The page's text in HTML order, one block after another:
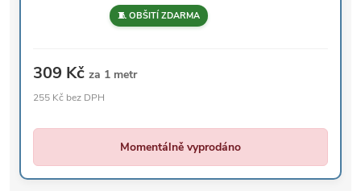
🧵 OBŠITÍ ZDARMA
309 Kč za 1 metr
255 Kč bez DPH
Momentálně vyprodáno